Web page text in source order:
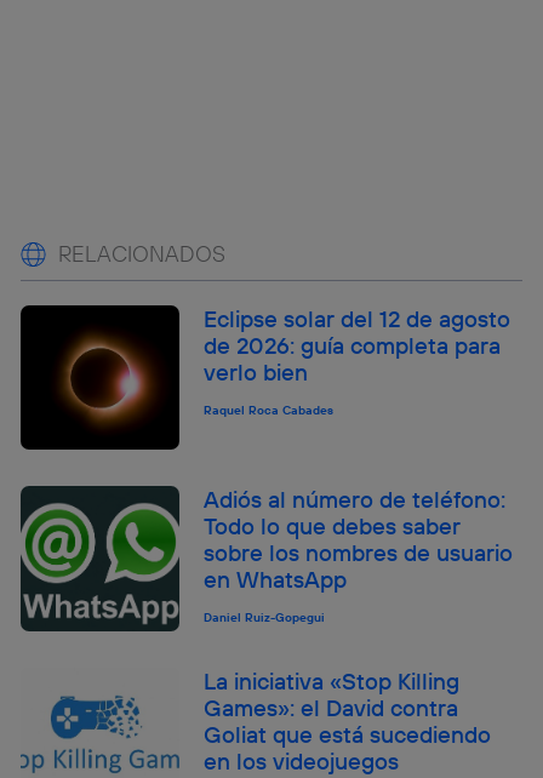
RELACIONADOS
Eclipse solar del 12 de agosto
de 2026: guía completa para
verlo bien
Raquel Roca Cabades
Adiós al número de teléfono:
Todo lo que debes saber
sobre los nombres de usuario
en WhatsApp
Daniel Ruiz-Gopegui
La iniciativa «Stop Killing
Games»: el David contra
Goliat que está sucediendo
en los videojuegos